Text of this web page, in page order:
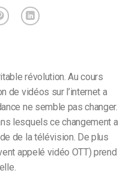
révolution. Au cours
de vidéos sur l’internet a
ne semble pas changer.
lesquels ce changement a
de la télévision. De plus
appelé vidéo OTT) prend